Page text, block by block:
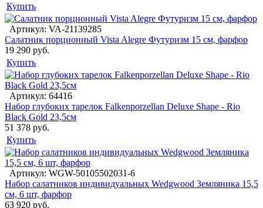
Купить
Артикул: VA-21139285
Салатник порционный Vista Alegre Футуризм 15 см, фарфор
19 290 руб.
Купить
Артикул: 64416
Набор глубоких тарелок Falkenporzellan Deluxe Shape - Rio
Black Gold 23,5см
51 378 руб.
Купить
Артикул: WGW-50105502031-6
Набор салатников индивидуальных Wedgwood Земляника 15,5
см, 6 шт, фарфор
63 920 руб.